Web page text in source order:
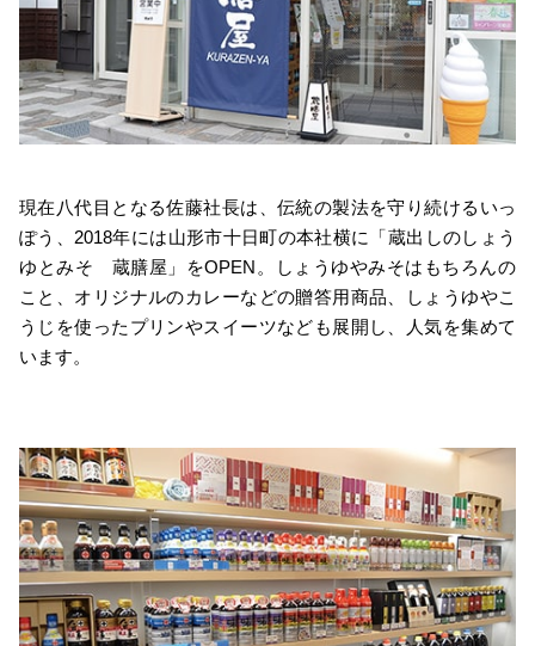
現在八代目となる佐藤社長は、伝統の製法を守り続けるいっ
ぽう、2018年には山形市十日町の本社横に「蔵出しのしょう
ゆとみそ 蔵膳屋」をOPEN。しょうゆやみそはもちろんの
こと、オリジナルのカレーなどの贈答用商品、しょうゆやこ
うじを使ったプリンやスイーツなども展開し、人気を集めて
います。